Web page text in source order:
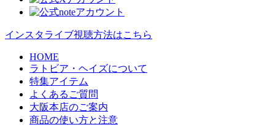
インスタライブ視聴方法はこちら
HOME
ラトビア・ヘイズについて
特集アイテム
よくあるご質問
大阪本店のご案内
商品の使い方と注意